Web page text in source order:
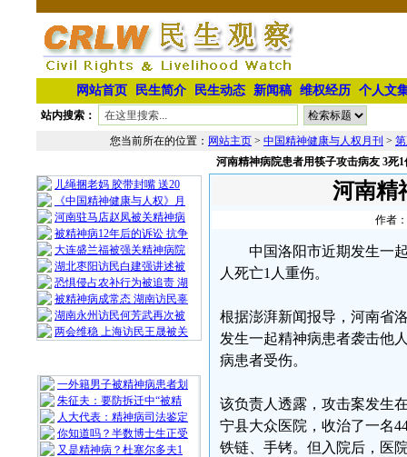
网站首页 民生简介 民生动态 新闻稿 维权经历 个人文
站内搜索：
您当前所在的位置： 网站主页 > 中国精神健康与人权月刊 >
儿绳捆老妈 胶带封嘴 送20
《中国精神健康与人权》月
河南驻马店赵凤被关精神病
被精神病12年后的诉讼 抗争
大连盛兰福被强关精神病院
湖北枣阳访民白建强讲述被
恐惧侵占农补行为被追责 湖
被精神病成常态 湖南访民辜
湖南永州访民何芳武再次被
两会维稳 上海访民王晟被关
一外籍男子被精神病患者划
朱征夫：要防拆迁中“被精
人大代表：精神病司法鉴定
你知道吗？半数博士生正受
又是精神病？杜塞尔多夫1
河南精神病院患者用筷子攻击病友 3死1
河南精
作者
中国洛阳市近期发生一
人死亡1人重伤。
根据澎湃新闻报导，河南省
发生一起精神病患者袭击他
病患者受伤。
该负责人透露，攻击案发生
宁县大众医院，收治了一名
铁链、手铐。但入院后，医